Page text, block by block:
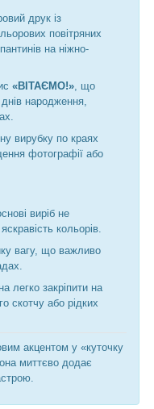
друк із
повітряних
на ніжно-
«ВІТАЄМО!» , що
народження,
вирубку по краях
фотографії або
виріб не
кольорів.
вагу, що важливо
легко закріпити на
скотчу або рідких
акцентом у «куточку
миттєво додає